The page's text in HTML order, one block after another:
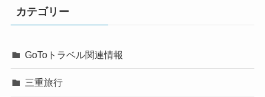
カテゴリー
GoToトラベル関連情報
三重旅行